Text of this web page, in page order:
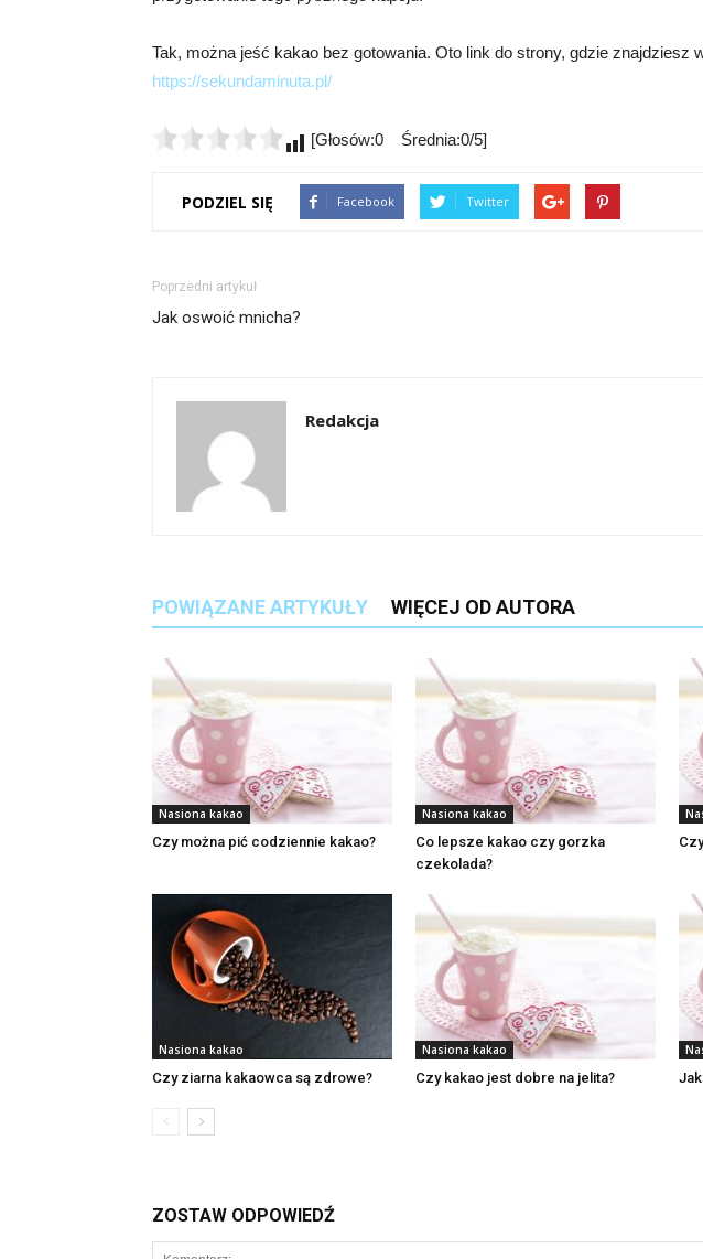
Tak, można jeść kakao bez gotowania. Oto link do strony, gdzie znajdziesz
https://sekundaminuta.pl/
[Głosów:0 Średnia:0/5]
PODZIEL SIĘ Facebook Twitter
Poprzedni artykuł
Jak oswoić mnicha?
Redakcja
POWIĄZANE ARTYKUŁY WIĘCEJ OD AUTORA
Nasiona kakao
Czy można pić codziennie kakao?
Nasiona kakao
Co lepsze kakao czy gorzka
czekolada?
Nasiona kakao
Czy ziarna kakaowca są zdrowe?
Nasiona kakao
Czy kakao jest dobre na jelita?
ZOSTAW ODPOWIEDŹ